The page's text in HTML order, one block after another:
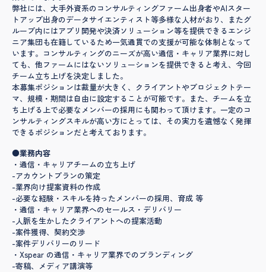
弊社には、大手外資系のコンサルティングファーム出身者やAIスター
トアップ出身のデータサイエンティスト等多様な人材がおり、またグ
ループ内にはアプリ開発や決済ソリューション等を提供できるエンジ
ニア集団も在籍しているため一気通貫での支援が可能な体制となって
います。コンサルティングのニーズが高い通信・キャリア業界に対し
ても、他ファームにはないソリューションを提供できると考え、今回
チーム立ち上げを決定しました。
本募集ポジションは裁量が大きく、クライアントやプロジェクトテー
マ、規模・期間は自由に設定することが可能です。また、チームを立
ち上げる上で必要なメンバーの採用にも関わって頂けます。一定のコ
ンサルティングスキルが高い方にとっては、その実力を遺憾なく発揮
できるポジションだと考えております。
●業務内容
・通信・キャリアチームの立ち上げ
-アカウントプランの策定
-業界向け提案資料の作成
-必要な経験・スキルを持ったメンバーの採用、育成 等
・通信・キャリア業界へのセールス・デリバリー
-人脈を生かしたクライアントへの提案活動
-案件獲得、契約交渉
-案件デリバリーのリード
・Xspear の通信・キャリア業界でのブランディング
-寄稿、メディア講演等